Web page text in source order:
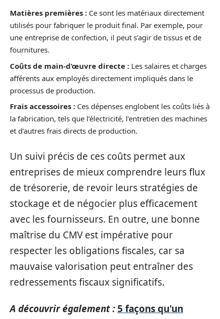
Matières premières : Ce sont les matériaux directement
utilisés pour fabriquer le produit final. Par exemple, pour
une entreprise de confection, il peut s’agir de tissus et de
fournitures.
Coûts de main-d’œuvre directe : Les salaires et charges
afférents aux employés directement impliqués dans le
processus de production.
Frais accessoires : Ces dépenses englobent les coûts liés à
la fabrication, tels que l’électricité, l’entretien des machines
et d’autres frais directs de production.
Un suivi précis de ces coûts permet aux
entreprises de mieux comprendre leurs flux
de trésorerie, de revoir leurs stratégies de
stockage et de négocier plus efficacement
avec les fournisseurs. En outre, une bonne
maîtrise du CMV est impérative pour
respecter les obligations fiscales, car sa
mauvaise valorisation peut entraîner des
redressements fiscaux significatifs.
A découvrir également : 5 façons qu'un